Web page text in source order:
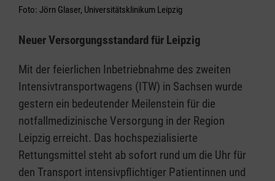
Foto: Jörn Glaser, Universitätsklinikum Leipzig
Neuer Versorgungsstandard für Leipzig
Mit der feierlichen Inbetriebnahme des zweiten
Intensivtransportwagens (ITW) in Sachsen wurde
gestern ein bedeutender Meilenstein für die
notfallmedizinische Versorgung in der Region
Leipzig erreicht. Das hochspezialisierte
Rettungsmittel steht ab sofort rund um die Uhr für
den Transport intensivpflichtiger Patientinnen und